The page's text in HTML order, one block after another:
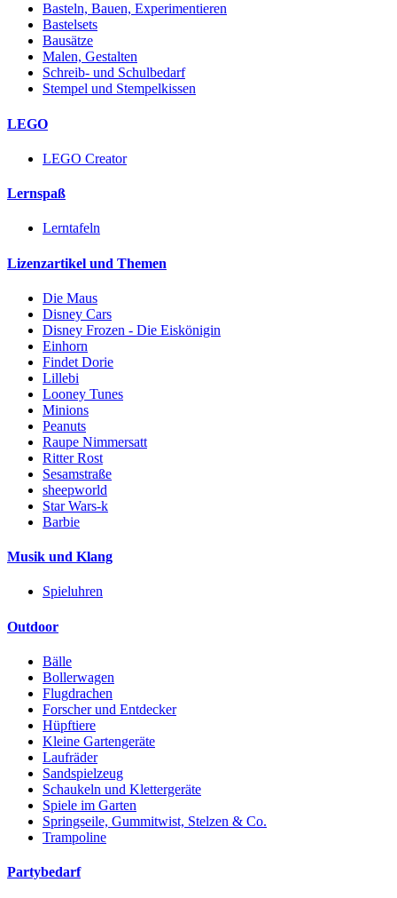
Basteln, Bauen, Experimentieren
Bastelsets
Bausätze
Malen, Gestalten
Schreib- und Schulbedarf
Stempel und Stempelkissen
LEGO
LEGO Creator
Lernspaß
Lerntafeln
Lizenzartikel und Themen
Die Maus
Disney Cars
Disney Frozen - Die Eiskönigin
Einhorn
Findet Dorie
Lillebi
Looney Tunes
Minions
Peanuts
Raupe Nimmersatt
Ritter Rost
Sesamstraße
sheepworld
Star Wars-k
Barbie
Musik und Klang
Spieluhren
Outdoor
Bälle
Bollerwagen
Flugdrachen
Forscher und Entdecker
Hüpftiere
Kleine Gartengeräte
Laufräder
Sandspielzeug
Schaukeln und Klettergeräte
Spiele im Garten
Springseile, Gummitwist, Stelzen & Co.
Trampoline
Partybedarf